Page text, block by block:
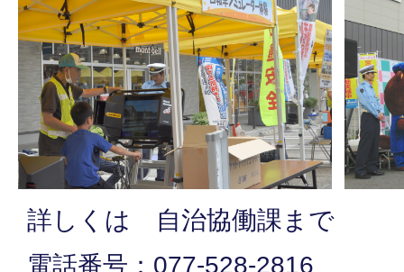
詳しくは 自治協働課まで
電話番号：077-528-2816